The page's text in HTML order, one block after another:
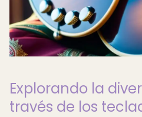
Explorando la
través de los